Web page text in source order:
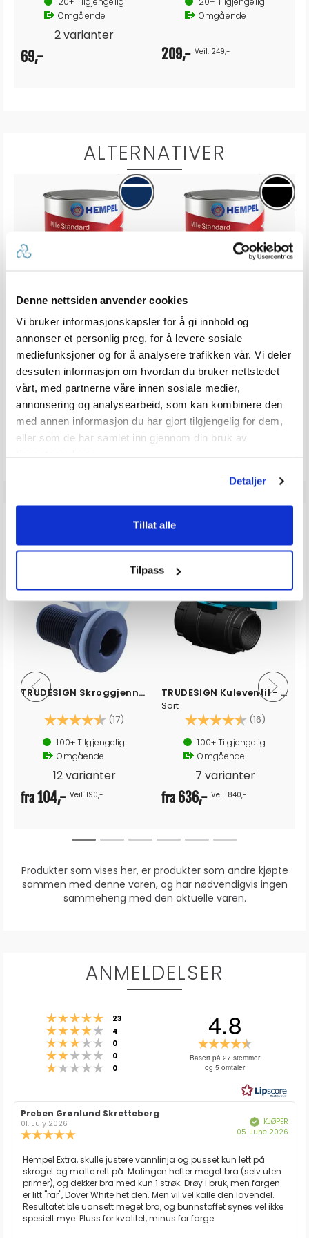
Denne nettsiden anvender cookies
Vi bruker informasjonskapsler for å gi innhold og
annonser et personlig preg, for å levere sosiale
mediefunksjoner og for å analysere trafikken vår. Vi deler
dessuten informasjon om hvordan du bruker nettstedet
vårt, med partnerne våre innen sosiale medier,
annonsering og analysearbeid, som kan kombinere den
med annen informasjon du har gjort tilgjengelig for dem,
eller som de har samlet inn gjennom din bruk av
Detaljer
Tillat alle
Tilpass
Omgående
2 varianter
Omgående
209,- Veil. 249,-
ALTERNATIVER
HEMPEL Mille Standard - Dark blue 0,75 l
Selvpolerende bunnstoff - mørk blå
Karakter: (4) 5.0 av 5 mulige
20+Tilgjengelig
Omgående
2 varianter
399,-
Karakter: (4) 5.0 av 5
20+Tilgjengelig
Omgående
2 varianter
399,-
ANDRE KJØPTE
TRUDESIGN Skroggjennomføring sort / hvit
Karakter: (17) 4.7 av 5 mulige
100+Tilgjengelig
Omgående
12 varianter
fra104,- Veil. 190,-
TRUDESIGN Kuleventil - Manuell
Sort
Karakter: (16)
100+Tilgjengelig
Omgående
7 varianter
fra 636,- Veil. 840,-
5 mulige
Produkter som vises her, er produkter som andre kjøpte
sammen med denne varen, og har nødvendigvis ingen
sammeheng med den aktuelle varen.
ANMELDELSER
Karakter: 5 av 5 mulige
23
Karakter: 4 av 5 mulige
4
Karakter: 3 av 5 mulige
0
Karakter: 2 av 5 mulige
0
Karakter: 1 av 5 mulige
0
4.8
4.8
5
mulige
Basert på 27 stemmer
og 5 omtaler
Forfatter:
Preben Grønlund Skretteberg
01. July 2026
av
5
mulige
Verifisert
KJØPER
05. June 2026
Omtaletekst:
Hempel Extra, skulle justere vannlinja og pusset kun lett på
skroget og malte rett på. Malingen hefter meget bra (selv uten
primer), og dekker bra med kun 1 strøk. Drøy i bruk, men fargen
er litt "rar", Dover White het den. Men vil vel kalle den lavendel.
Resultatet ble uansett meget bra, og bunnstoffet synes vel ikke
spesielt mye. Pluss for kvalitet, minus for farge.